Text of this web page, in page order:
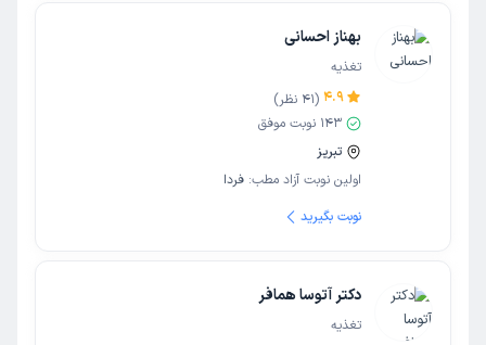
بهناز احسانی
تغذیه
4.9
(
41 نظر)
143 نوبت موفق
تبریز
اولین نوبت آزاد مطب: فردا
نوبت بگیرید
دکتر آتوسا همافر
تغذیه